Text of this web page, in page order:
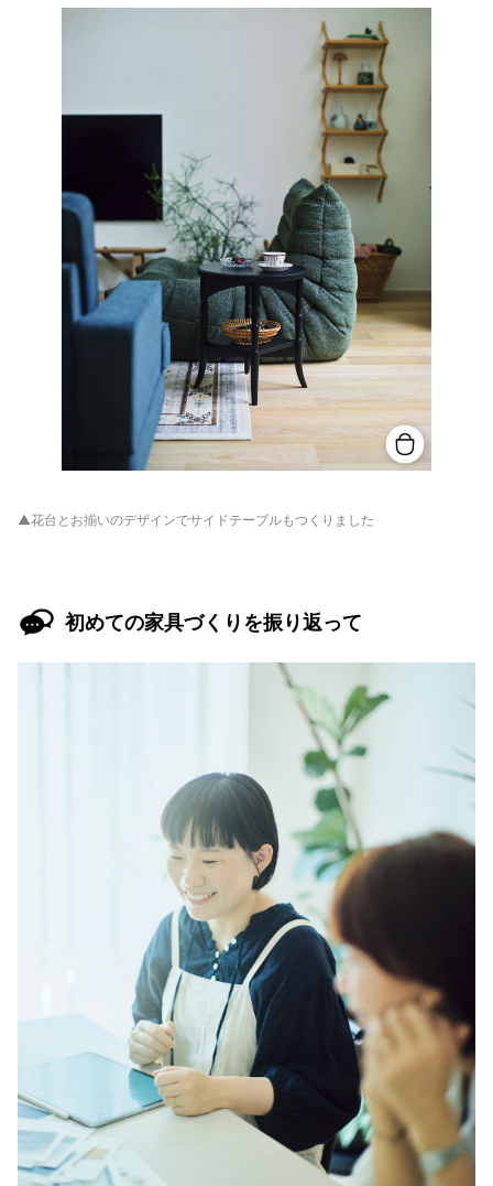
▲花台とお揃いのデザインでサイドテーブルもつくりました
初めての家具づくりを振り返って